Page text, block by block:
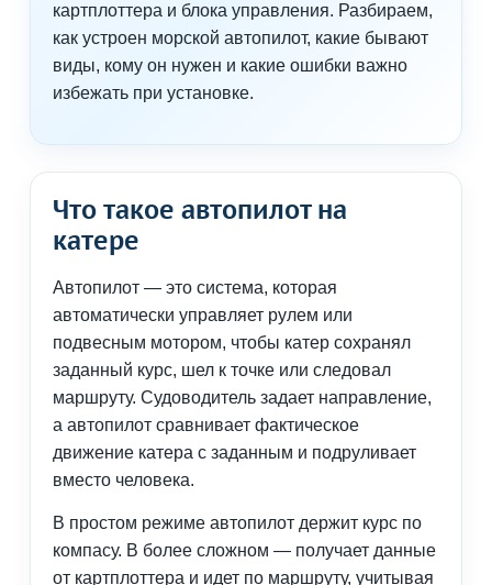
картплоттера и блока управления. Разбираем,
как устроен морской автопилот, какие бывают
виды, кому он нужен и какие ошибки важно
избежать при установке.
Что такое автопилот на
катере
Автопилот — это система, которая
автоматически управляет рулем или
подвесным мотором, чтобы катер сохранял
заданный курс, шел к точке или следовал
маршруту. Судоводитель задает направление,
а автопилот сравнивает фактическое
движение катера с заданным и подруливает
вместо человека.
В простом режиме автопилот держит курс по
компасу. В более сложном — получает данные
от картплоттера и идет по маршруту, учитывая